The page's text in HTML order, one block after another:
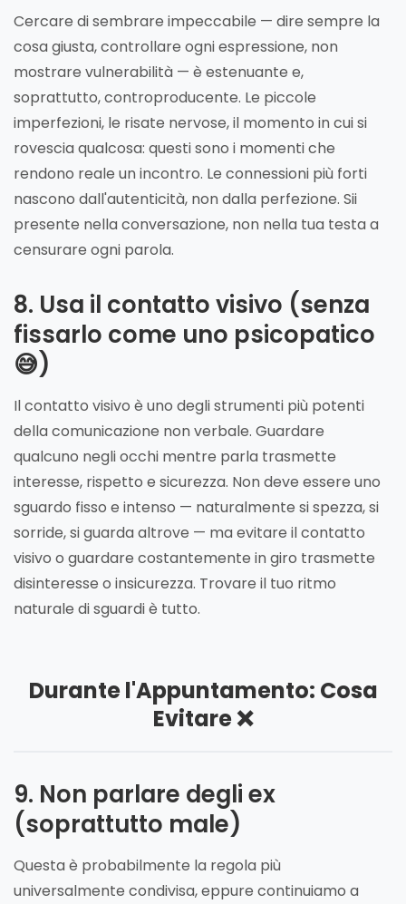
Cercare di sembrare impeccabile — dire sempre la
cosa giusta, controllare ogni espressione, non
mostrare vulnerabilità — è estenuante e,
soprattutto, controproducente. Le piccole
imperfezioni, le risate nervose, il momento in cui si
rovescia qualcosa: questi sono i momenti che
rendono reale un incontro. Le connessioni più forti
nascono dall'autenticità, non dalla perfezione. Sii
presente nella conversazione, non nella tua testa a
censurare ogni parola.
8. Usa il contatto visivo (senza
fissarlo come uno psicopatico
😅)
Il contatto visivo è uno degli strumenti più potenti
della comunicazione non verbale. Guardare
qualcuno negli occhi mentre parla trasmette
interesse, rispetto e sicurezza. Non deve essere uno
sguardo fisso e intenso — naturalmente si spezza, si
sorride, si guarda altrove — ma evitare il contatto
visivo o guardare costantemente in giro trasmette
disinteresse o insicurezza. Trovare il tuo ritmo
naturale di sguardi è tutto.
Durante l'Appuntamento: Cosa
Evitare ❌
9. Non parlare degli ex
(soprattutto male)
Questa è probabilmente la regola più
universalmente condivisa, eppure continuiamo a